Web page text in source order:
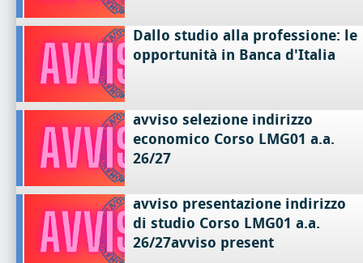
Dallo studio alla professione: le
opportunità in Banca d'Italia
avviso selezione indirizzo
economico Corso LMG01 a.a.
26/27
avviso presentazione indirizzo
di studio Corso LMG01 a.a.
26/27avviso present